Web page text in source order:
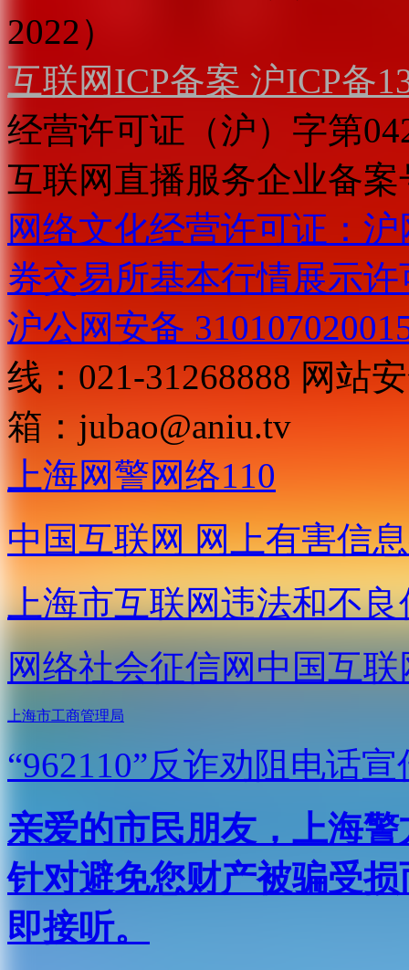
2022）
互联网ICP备案 沪ICP备
经营许可证（沪）字第
互联网直播服务企业备案
网络文化经营许可证：
券交易所基本行情展示许
沪公网安备
线：021-31268888 网站
箱： jubao@aniu.tv
上海网警网络110
中国互联网 网上有害信
上海市互联网违法和不
网络社会征信网 中国互
上海市工商管理局
“962110”反诈劝阻电话宣
亲爱的市民朋友，上海
针对避免您财产被骗受
即接听。